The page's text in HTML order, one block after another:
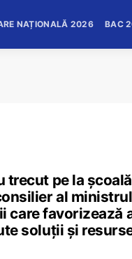
NAȚIONALĂ 2026 BAC
pe la
al
care favorizează
soluții și